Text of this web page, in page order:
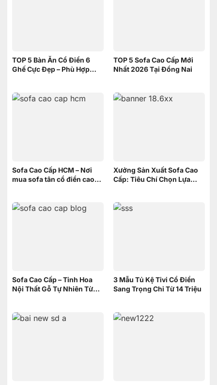
TOP 5 Bàn Ăn Cổ Điển 6
Ghế Cực Đẹp – Phù Hợp
TOP 5 Sofa Cao Cấp Mới
Nhất 2026 Tại Đồng Nai
Sofa Cao Cấp HCM – Nơi
mua sofa tân cổ điển cao
Xưởng Sản Xuất Sofa Cao
Cấp: Tiêu Chí Chọn Lựa
Sofa Cao Cấp – Tinh Hoa
Nội Thất Gỗ Tự Nhiên Từ
3 Mẫu Tủ Kệ Tivi Cổ Điển
Sang Trọng Chỉ Từ 14 Triệu